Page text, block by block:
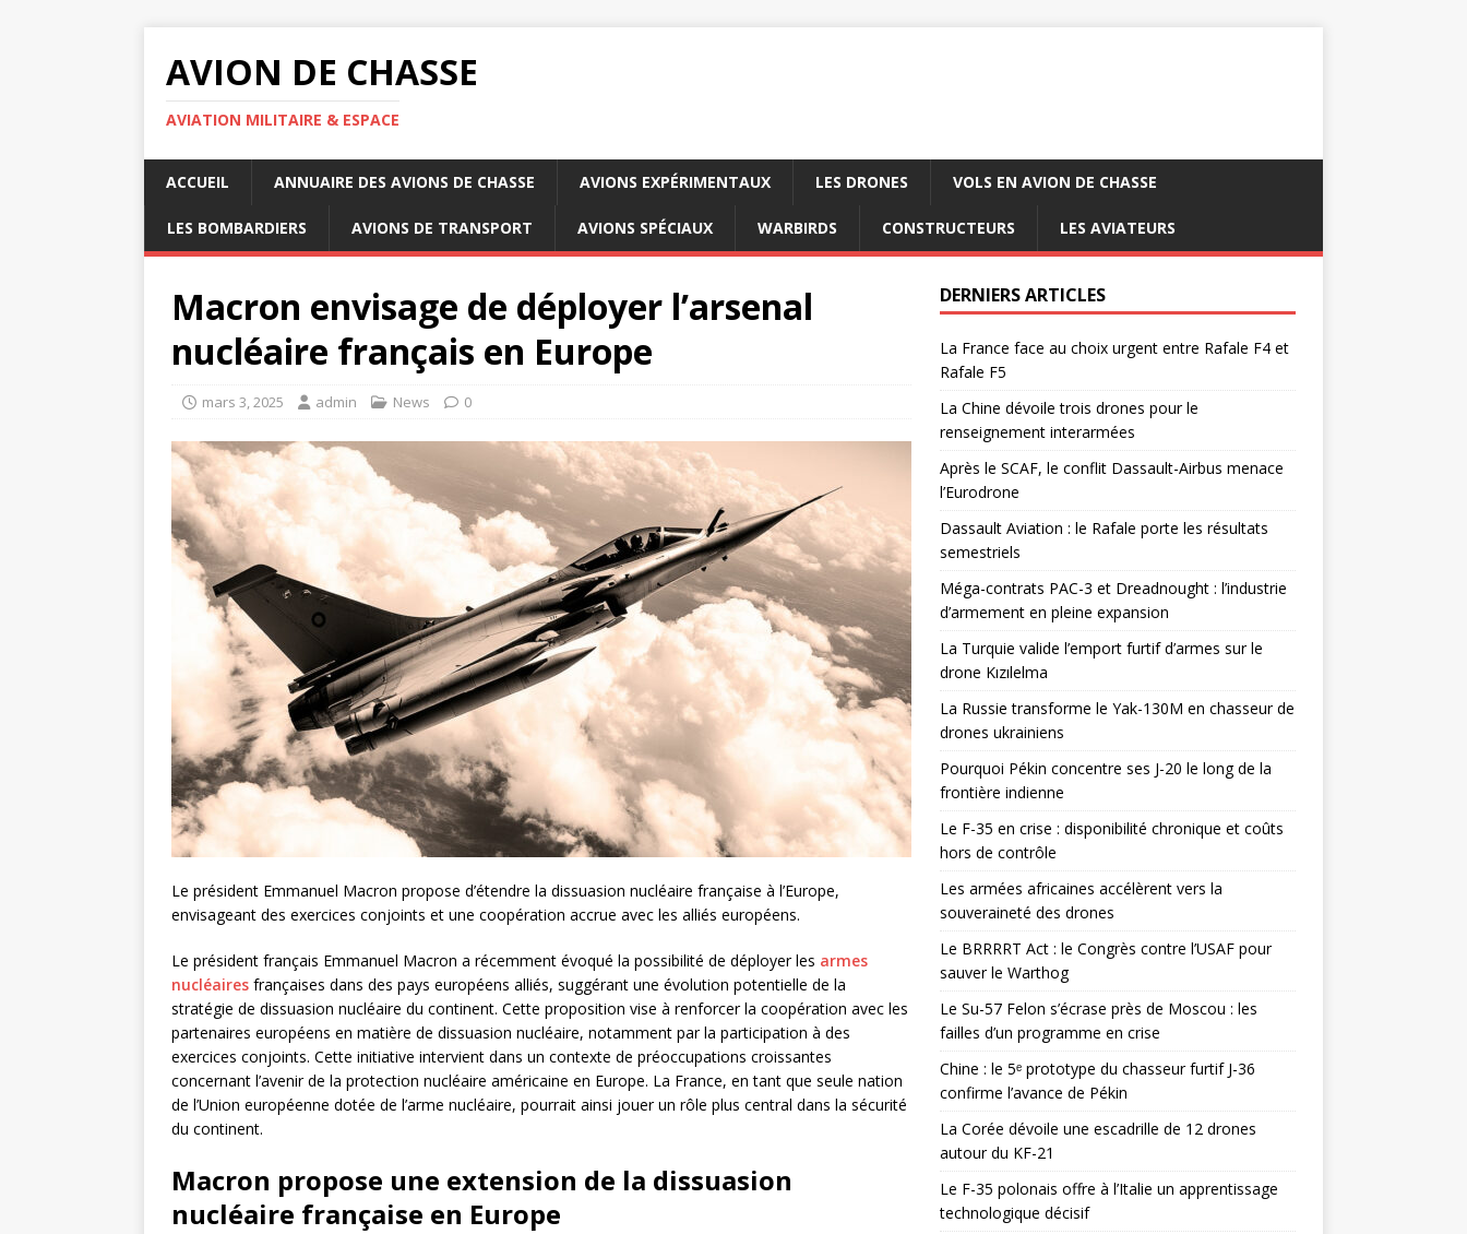
AVION DE CHASSE
AVIATION MILITAIRE & ESPACE
ACCUEIL ANNUAIRE DES AVIONS DE CHASSE AVIONS EXPÉRIMENTAUX LES DRONES VOLS EN AVION DE CHASSE
LES BOMBARDIERS AVIONS DE TRANSPORT AVIONS SPÉCIAUX WARBIRDS CONSTRUCTEURS LES AVIATEURS
Macron envisage de déployer l’arsenal
nucléaire français en Europe
mars 3, 2025 admin News 0
Le président Emmanuel Macron propose d’étendre la dissuasion nucléaire française à l’Europe,
envisageant des exercices conjoints et une coopération accrue avec les alliés européens.
Le président français Emmanuel Macron a récemment évoqué la possibilité de déployer les armes
nucléaires françaises dans des pays européens alliés, suggérant une évolution potentielle de la
stratégie de dissuasion nucléaire du continent. Cette proposition vise à renforcer la coopération avec les
partenaires européens en matière de dissuasion nucléaire, notamment par la participation à des
exercices conjoints. Cette initiative intervient dans un contexte de préoccupations croissantes
concernant l’avenir de la protection nucléaire américaine en Europe. La France, en tant que seule nation
de l’Union européenne dotée de l’arme nucléaire, pourrait ainsi jouer un rôle plus central dans la sécurité
du continent.
Macron propose une extension de la dissuasion
nucléaire française en Europe
DERNIERS ARTICLES
La France face au choix urgent entre Rafale F4 et
Rafale F5
La Chine dévoile trois drones pour le
renseignement interarmées
Après le SCAF, le conflit Dassault-Airbus menace
l’Eurodrone
Dassault Aviation : le Rafale porte les résultats
semestriels
Méga-contrats PAC-3 et Dreadnought : l’industrie
d’armement en pleine expansion
La Turquie valide l’emport furtif d’armes sur le
drone Kızılelma
La Russie transforme le Yak-130M en chasseur de
drones ukrainiens
Pourquoi Pékin concentre ses J-20 le long de la
frontière indienne
Le F-35 en crise : disponibilité chronique et coûts
hors de contrôle
Les armées africaines accélèrent vers la
souveraineté des drones
Le BRRRRT Act : le Congrès contre l’USAF pour
sauver le Warthog
Le Su-57 Felon s’écrase près de Moscou : les
failles d’un programme en crise
Chine : le 5ᵉ prototype du chasseur furtif J-36
confirme l’avance de Pékin
La Corée dévoile une escadrille de 12 drones
autour du KF-21
Le F-35 polonais offre à l’Italie un apprentissage
technologique décisif